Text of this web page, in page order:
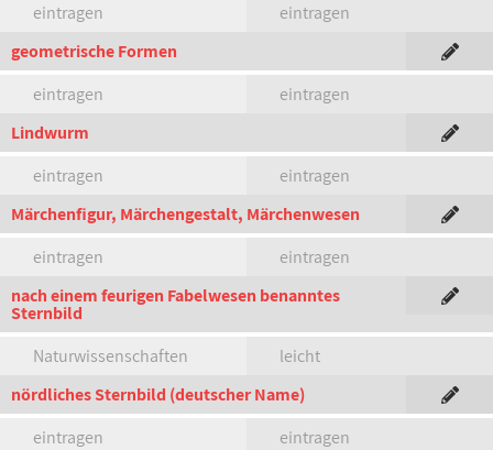
eintragen
eintragen
geometrische Formen
eintragen
eintragen
Lindwurm
eintragen
eintragen
Märchenfigur, Märchengestalt, Märchenwesen
eintragen
eintragen
nach einem feurigen Fabelwesen benanntes
Sternbild
Naturwissenschaften
leicht
nördliches Sternbild (deutscher Name)
eintragen
eintragen